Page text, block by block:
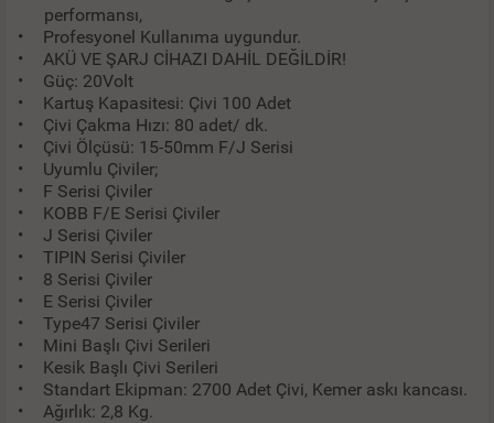
performansı,
•
Profesyonel Kullanıma uygundur.
•
AKÜ VE ŞARJ CİHAZI DAHİL DEĞİLDİR!
•
Güç: 20Volt
•
Kartuş Kapasitesi: Çivi 100 Adet
•
Çivi Çakma Hızı: 80 adet/ dk.
•
Çivi Ölçüsü: 15-50mm F/J Serisi
•
Uyumlu Çiviler;
•
F Serisi Çiviler
•
KOBB F/E Serisi Çiviler
•
J Serisi Çiviler
•
TIPIN Serisi Çiviler
•
8 Serisi Çiviler
•
E Serisi Çiviler
•
Type47 Serisi Çiviler
•
Mini Başlı Çivi Serileri
•
Kesik Başlı Çivi Serileri
•
Standart Ekipman: 2700 Adet Çivi, Kemer askı kancası.
•
Ağırlık: 2,8 Kg.